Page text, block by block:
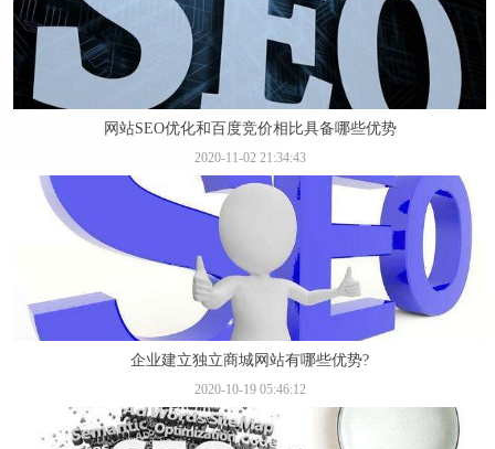
网站SEO优化和百度竞价相比具备哪些优势
2020-11-02 21:34:43
企业建立独立商城网站有哪些优势?
2020-10-19 05:46:12